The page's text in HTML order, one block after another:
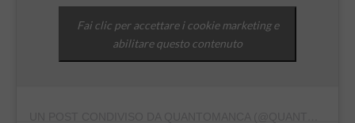
Fai clic per accettare i cookie marketing e
abilitare questo contenuto